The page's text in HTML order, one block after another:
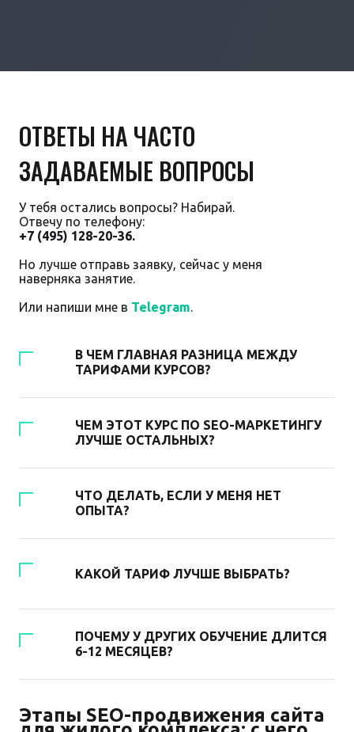
ОТВЕТЫ НА ЧАСТО
ЗАДАВАЕМЫЕ ВОПРОСЫ
У тебя остались вопросы? Набирай.
Отвечу по телефону:
+7 (495) 128-20-36.
Но лучше отправь заявку, сейчас у меня
наверняка занятие.
Или напиши мне в Telegram.
В ЧЕМ ГЛАВНАЯ РАЗНИЦА МЕЖДУ
ТАРИФАМИ КУРСОВ?
ЧЕМ ЭТОТ КУРС ПО SEO-МАРКЕТИНГУ
ЛУЧШЕ ОСТАЛЬНЫХ?
ЧТО ДЕЛАТЬ, ЕСЛИ У МЕНЯ НЕТ
ОПЫТА?
КАКОЙ ТАРИФ ЛУЧШЕ ВЫБРАТЬ?
ПОЧЕМУ У ДРУГИХ ОБУЧЕНИЕ ДЛИТСЯ
6-12 МЕСЯЦЕВ?
Этапы SEO-продвижения сайта